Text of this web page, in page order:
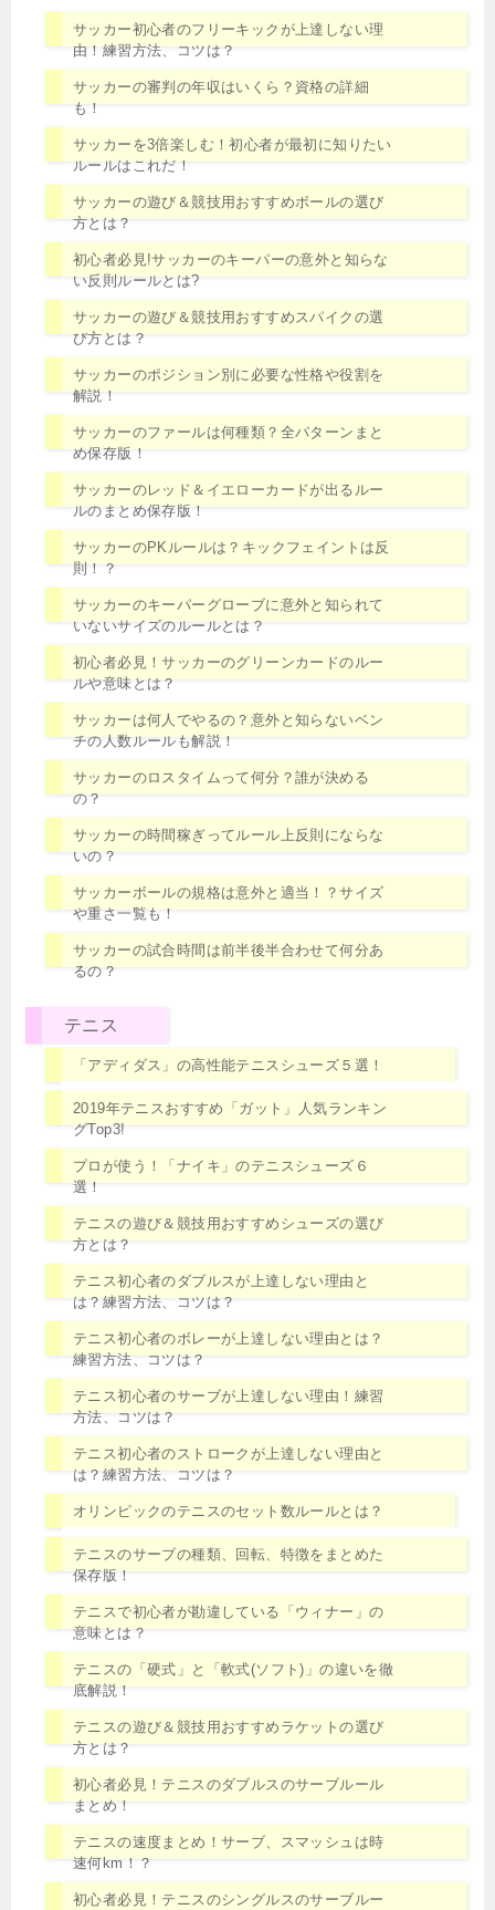
サッカー初心者のフリーキックが上達しない理
由！練習方法、コツは？
サッカーの審判の年収はいくら？資格の詳細
も！
サッカーを3倍楽しむ！初心者が最初に知りたい
ルールはこれだ！
サッカーの遊び＆競技用おすすめボールの選び
方とは？
初心者必見!サッカーのキーパーの意外と知らな
い反則ルールとは?
サッカーの遊び＆競技用おすすめスパイクの選
び方とは？
サッカーのポジション別に必要な性格や役割を
解説！
サッカーのファールは何種類？全パターンまと
め保存版！
サッカーのレッド＆イエローカードが出るルー
ルのまとめ保存版！
サッカーのPKルールは？キックフェイントは反
則！？
サッカーのキーパーグローブに意外と知られて
いないサイズのルールとは？
初心者必見！サッカーのグリーンカードのルー
ルや意味とは？
サッカーは何人でやるの？意外と知らないベン
チの人数ルールも解説！
サッカーのロスタイムって何分？誰が決める
の？
サッカーの時間稼ぎってルール上反則にならな
いの？
サッカーボールの規格は意外と適当！？サイズ
や重さ一覧も！
サッカーの試合時間は前半後半合わせて何分あ
るの？
テニス
「アディダス」の高性能テニスシューズ５選！
2019年テニスおすすめ「ガット」人気ランキン
グTop3!
プロが使う！「ナイキ」のテニスシューズ６
選！
テニスの遊び＆競技用おすすめシューズの選び
方とは？
テニス初心者のダブルスが上達しない理由と
は？練習方法、コツは？
テニス初心者のボレーが上達しない理由とは？
練習方法、コツは？
テニス初心者のサーブが上達しない理由！練習
方法、コツは？
テニス初心者のストロークが上達しない理由と
は？練習方法、コツは？
オリンピックのテニスのセット数ルールとは？
テニスのサーブの種類、回転、特徴をまとめた
保存版！
テニスで初心者が勘違している「ウィナー」の
意味とは？
テニスの「硬式」と「軟式(ソフト)」の違いを徹
底解説！
テニスの遊び＆競技用おすすめラケットの選び
方とは？
初心者必見！テニスのダブルスのサーブルール
まとめ！
テニスの速度まとめ！サーブ、スマッシュは時
速何km！？
初心者必見！テニスのシングルスのサーブルー